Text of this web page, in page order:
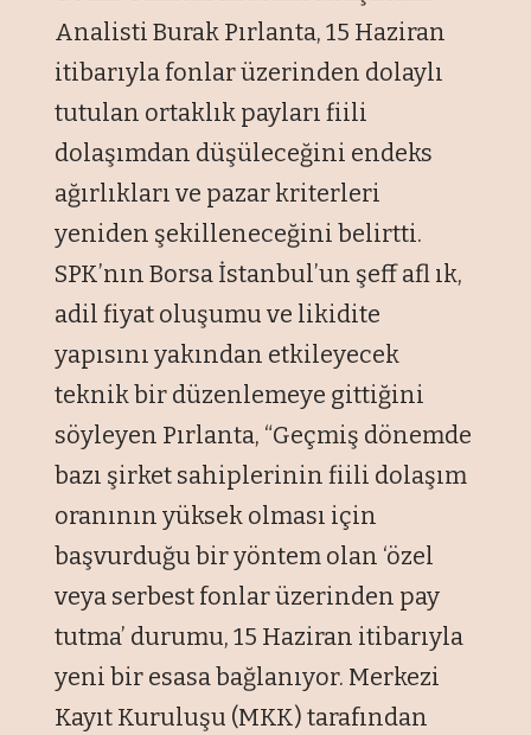
Analisti Burak Pırlanta, 15 Haziran
itibarıyla fonlar üzerinden dolaylı
tutulan ortaklık payları fiili
dolaşımdan düşüleceğini endeks
ağırlıkları ve pazar kriterleri
yeniden şekilleneceğini belirtti.
SPK’nın Borsa İstanbul’un şeff afl ık,
adil fiyat oluşumu ve likidite
yapısını yakından etkileyecek
teknik bir düzenlemeye gittiğini
söyleyen Pırlanta, “Geçmiş dönemde
bazı şirket sahiplerinin fiili dolaşım
oranının yüksek olması için
başvurduğu bir yöntem olan ‘özel
veya serbest fonlar üzerinden pay
tutma’ durumu, 15 Haziran itibarıyla
yeni bir esasa bağlanıyor. Merkezi
Kayıt Kuruluşu (MKK) tarafından